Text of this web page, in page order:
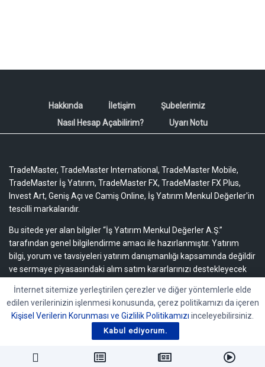
Hakkında İletişim
Şubelerimiz
Nasıl Hesap Açabilirim?
Uyarı Notu
TradeMaster, TradeMaster International, TradeMaster Mobile,
TradeMaster İş Yatırım, TradeMaster FX, TradeMaster FX Plus,
Invest Art, Geniş Açı ve Camiş Online, İş Yatırım Menkul Değerler'in
tescilli markalarıdır.
Bu sitede yer alan bilgiler “İş Yatırım Menkul Değerler A.Ş.”
tarafından genel bilgilendirme amacı ile hazırlanmıştır. Yatırım
bilgi, yorum ve tavsiyeleri yatırım danışmanlığı kapsamında değildir
ve sermaye piyasasındaki alım satım kararlarınızı destekleyecek
Bu içeriğe ilişkin tüm telif hakları İş Yatırım Menkul Değerler A.Ş.’ye
aittir. Bu içerik, açık iznimiz olmaksızın başkaları tarafından
herhangi bir amaçla, kısmen veya tamamen çoğaltılamaz,
dağıtılamaz, yayımlanamaz veya değiştirilemez.
İnternet sitemize yerleştirilen çerezler ve diğer yöntemlerle elde
edilen verilerinizin işlenmesi konusunda, çerez politikamızı da içeren
Kişisel Verilerin Korunması ve Gizlilik Politikamızı inceleyebilirsiniz.
Kabul ediyorum.